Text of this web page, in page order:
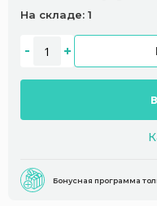
На складе: 1
Бонусная программа